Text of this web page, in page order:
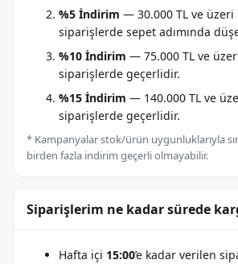
%5 İndirim — 30.000 TL ve üzeri
siparişlerde sepet adımında
%10 İndirim — 75.000 TL ve
siparişlerde geçerlidir.
%15 İndirim — 140.000 TL ve
siparişlerde geçerlidir.
* Kampanyalar stok/ürün uygunluklarıyla
birden fazla indirim geçerli olmayabilir.
Siparişlerim ne kadar sürede
Hafta içi 15:00’e kadar verilen